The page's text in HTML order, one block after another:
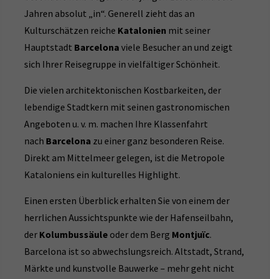
Jahren absolut „in“. Generell zieht das an
Kulturschätzen reiche Katalonien mit seiner
Hauptstadt Barcelona viele Besucher an und zeigt
sich Ihrer Reisegruppe in vielfältiger Schönheit.
Die vielen architektonischen Kostbarkeiten, der
lebendige Stadtkern mit seinen gastronomischen
Angeboten u. v. m. machen Ihre Klassenfahrt
nach Barcelona zu einer ganz besonderen Reise.
Direkt am Mittelmeer gelegen, ist die Metropole
Kataloniens ein kulturelles Highlight.
Einen ersten Überblick erhalten Sie von einem der
herrlichen Aussichtspunkte wie der Hafenseilbahn,
der Kolumbussäule oder dem Berg Montjuïc.
Barcelona ist so abwechslungsreich. Altstadt, Strand,
Märkte und kunstvolle Bauwerke – mehr geht nicht